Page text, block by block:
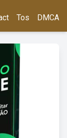
Tos DMCA